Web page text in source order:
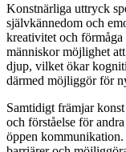
Konstnärliga uttryck
självkännedom och
kreativitet och
människor möjlighet
djup, vilket ökar
därmed möjliggör för
Samtidigt främjar
och förståelse för
öppen